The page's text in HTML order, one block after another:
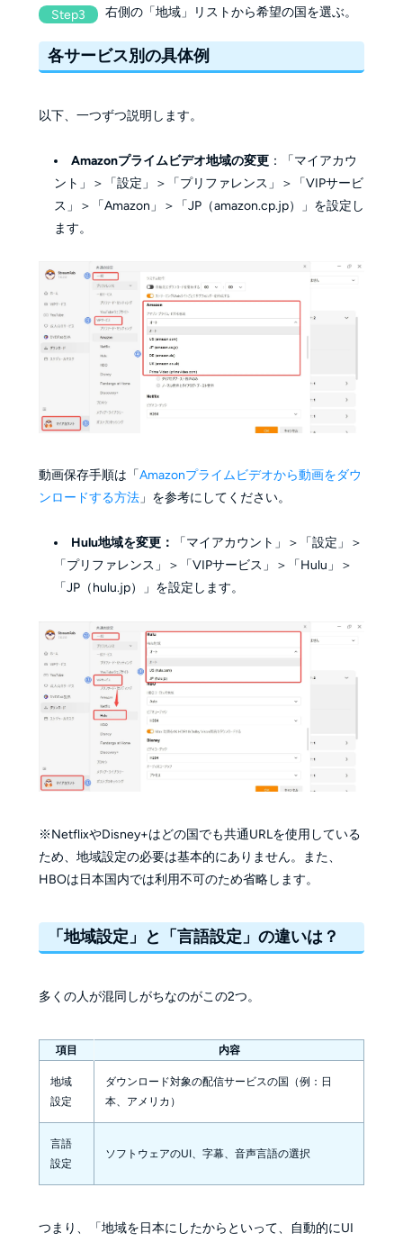
Step3 右側の「地域」リストから希望の国を選ぶ。
各サービス別の具体例
以下、一つずつ説明します。
Amazonプライムビデオ地域の変更 ：「マイアカウ
ント」＞「設定」＞「プリファレンス」＞「VIPサービ
ス」＞「Amazon」＞「JP（amazon.cp.jp）」を設定し
ます。
動画保存手順は「 Amazonプライムビデオから動画をダウ
ンロードする方法」を参考にしてください。
Hulu地域を変更：
「マイアカウント」＞「設定」＞
「プリファレンス」＞「VIPサービス」＞「Hulu」＞
「JP（hulu.jp）」を設定します。
※NetflixやDisney+はどの国でも共通URLを使用している
ため、地域設定の必要は基本的にありません。また、
HBOは日本国内では利用不可のため省略します。
「地域設定」と「言語設定」の違いは？
多くの人が混同しがちなのがこの2つ。
項目 内容
地域
設定
ダウンロード対象の配信サービスの国（例：日
本、アメリカ）
言語
設定
ソフトウェアのUI、字幕、音声言語の選択
つまり、「地域を日本にしたからといって、自動的にUI